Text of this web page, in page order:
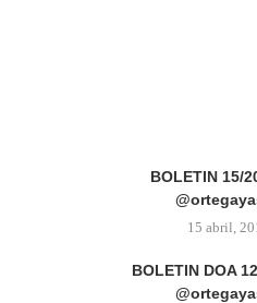
BOLETIN 15/
15 abril,
BOLETIN DOA